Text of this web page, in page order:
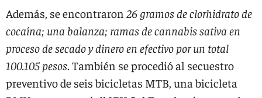
Además, se encontraron 26 gramos de clorhidrato de
cocaína; una balanza; ramas de cannabis sativa en
proceso de secado y dinero en efectivo por un total
100.105 pesos. También se procedió al secuestro
preventivo de seis bicicletas MTB, una bicicleta